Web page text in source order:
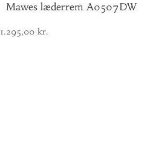
Mawes læderrem A0507DW
1.295,00kr.